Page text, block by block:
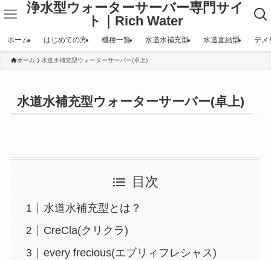
浄水型ウォーターサーバー専門サイ
ト｜Rich Water
ホーム はじめての方 機種一覧 水道水補充型 水道直結型 デメ
ホーム 水道水補充型ウォーターサーバー(卓上)
水道水補充型ウォーターサーバー(卓上)
目次
水道水補充型とは？
CreCla(クリクラ)
every frecious(エブリィフレシャス)